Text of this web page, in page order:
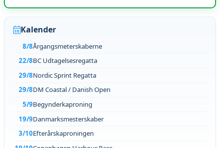
Kalender
8/8Årgangsmeterskaberne
22/8BC Udtagelsesregatta
29/8Nordic Sprint Regatta
29/8DM Coastal / Danish Open
5/9Begynderkaproning
19/9Danmarksmesterskaber
3/10Efterårskaproningen